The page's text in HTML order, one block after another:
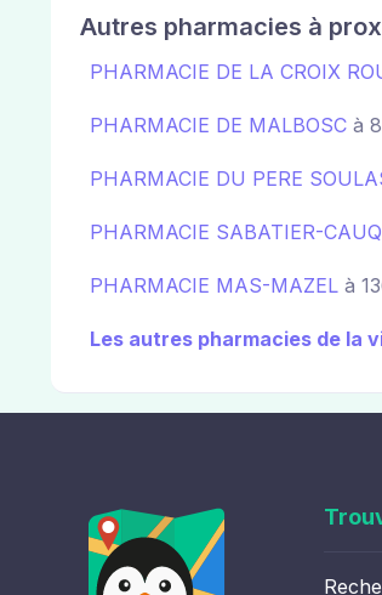
Autres pharmacies à
PHARMACIE DE LA CROIX
PHARMACIE DE MALBOSC à
PHARMACIE DU PERE
PHARMACIE SABATIER-
PHARMACIE MAS-MAZEL à
Les autres pharmacies de la